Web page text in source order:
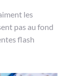
les
pas au fond
flash